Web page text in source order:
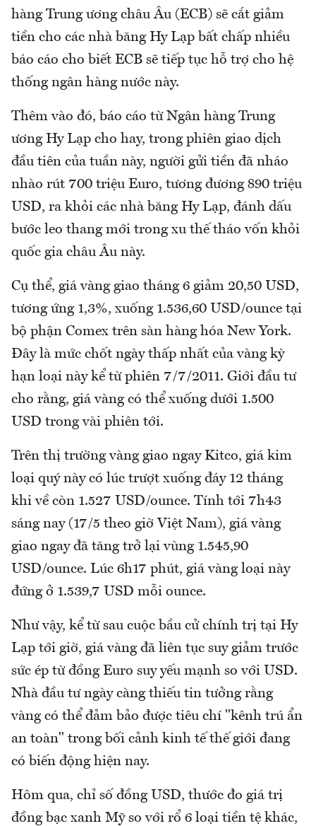
hàng Trung ương châu Âu (ECB) sẽ cắt giảm
tiền cho các nhà băng Hy Lạp bất chấp nhiều
báo cáo cho biết ECB sẽ tiếp tục hỗ trợ cho hệ
thống ngân hàng nước này.
Thêm vào đó, báo cáo từ Ngân hàng Trung
ương Hy Lạp cho hay, trong phiên giao dịch
đầu tiên của tuần này, người gửi tiền đã nháo
nhào rút 700 triệu Euro, tương đương 890 triệu
USD, ra khỏi các nhà băng Hy Lạp, đánh dấu
bước leo thang mới trong xu thế tháo vốn khỏi
quốc gia châu Âu này.
Cụ thể, giá vàng giao tháng 6 giảm 20,50 USD,
tương ứng 1,3%, xuống 1.536,60 USD/ounce tại
bộ phận Comex trên sàn hàng hóa New York.
Đây là mức chốt ngày thấp nhất của vàng kỳ
hạn loại này kể từ phiên 7/7/2011. Giới đầu tư
cho rằng, giá vàng có thể xuống dưới 1.500
USD trong vài phiên tới.
Trên thị trường vàng giao ngay Kitco, giá kim
loại quý này có lúc trượt xuống đáy 12 tháng
khi về còn 1.527 USD/ounce. Tính tới 7h43
sáng nay (17/5 theo giờ Việt Nam), giá vàng
giao ngay đã tăng trở lại vùng 1.545,90
USD/ounce. Lúc 6h17 phút, giá vàng loại này
đứng ở 1.539,7 USD mỗi ounce.
Như vậy, kể từ sau cuộc bầu cử chính trị tại Hy
Lạp tới giờ, giá vàng đã liên tục suy giảm trước
sức ép từ đồng Euro suy yếu mạnh so với USD.
Nhà đầu tư ngày càng thiếu tin tưởng rằng
vàng có thể đảm bảo được tiêu chí "kênh trú ẩn
an toàn" trong bối cảnh kinh tế thế giới đang
có biến động hiện nay.
Hôm qua, chỉ số đồng USD, thước đo giá trị
đồng bạc xanh Mỹ so với rổ 6 loại tiền tệ khác,